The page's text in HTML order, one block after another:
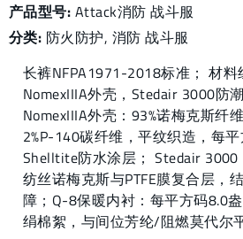
产品型号: Attack消防 战斗服
分类: 防火防护, 消防 战斗服
长裤NFPA1971-2018标准； 材料
NomexIIIA外壳，Stedair 3000防
NomexIIIA外壳：93%诺梅克斯纤
2%P-140碳纤维，平纹织造，每平
Shelltite防水涂层； Stedair 3000
纺丝诺梅克斯与PTFE膜复合层，
障；Q-8保暖内衬：每平方码8.0
绢棉絮，与间位芳纶/阻燃莫代尔